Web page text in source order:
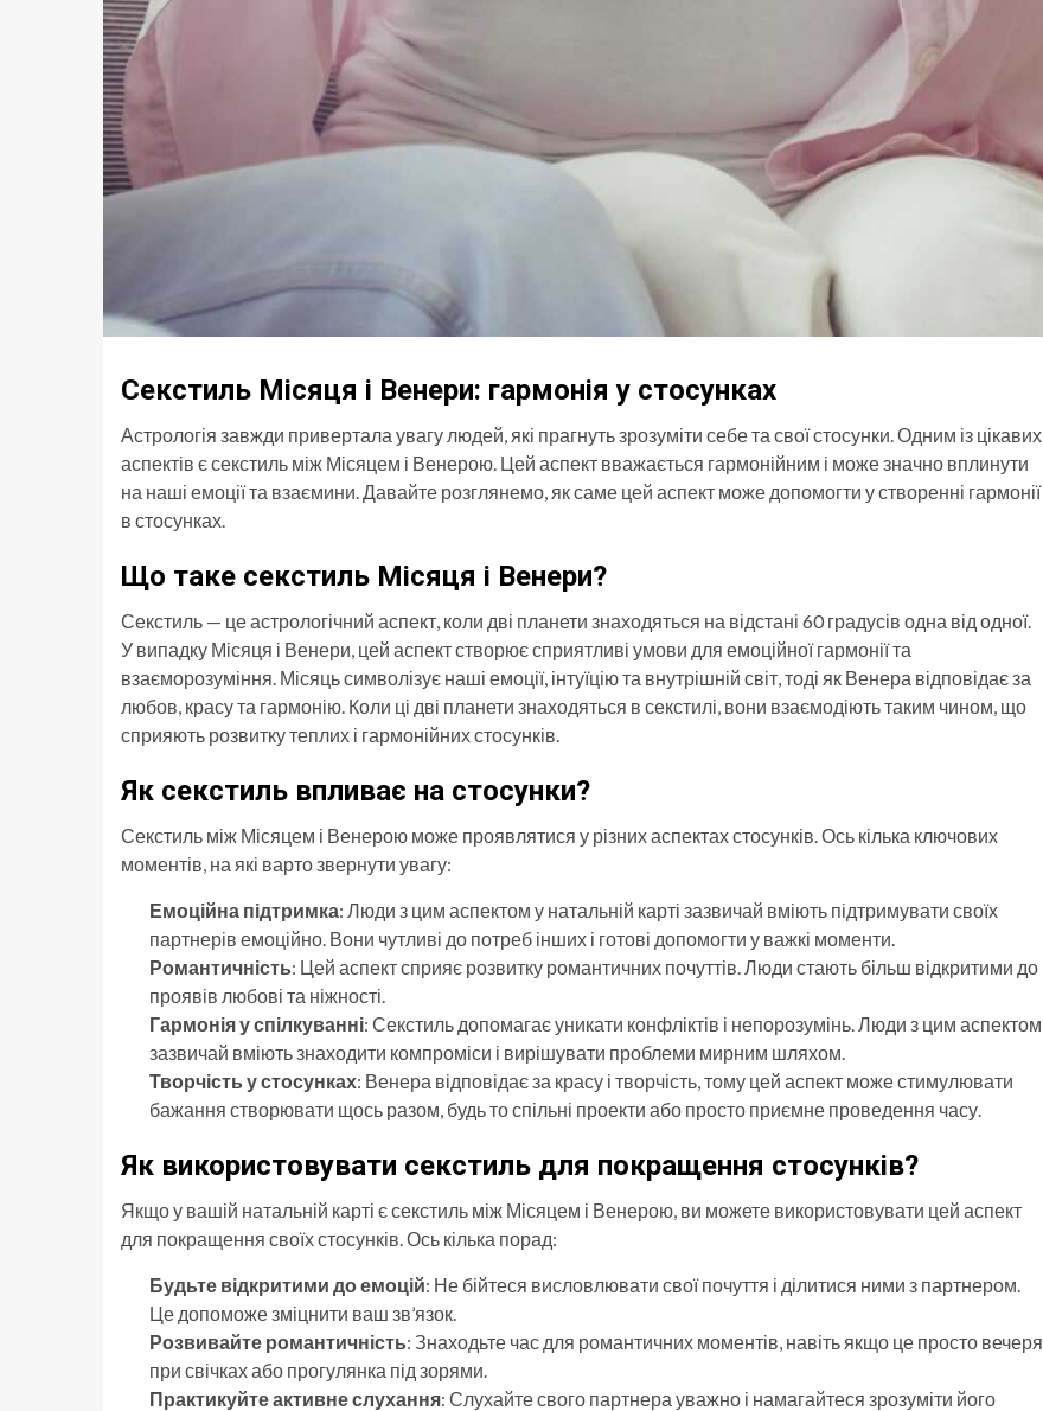
Секстиль Місяця і Венери: гармонія у стосунках
Астрологія завжди привертала увагу людей, які прагнуть зрозуміти себе та свої стосунки. Одним із цікавих
аспектів є секстиль між Місяцем і Венерою. Цей аспект вважається гармонійним і може значно вплинути
на наші емоції та взаємини. Давайте розглянемо, як саме цей аспект може допомогти у створенні гармонії
в стосунках.
Що таке секстиль Місяця і Венери?
Секстиль — це астрологічний аспект, коли дві планети знаходяться на відстані 60 градусів одна від одної.
У випадку Місяця і Венери, цей аспект створює сприятливі умови для емоційної гармонії та
взаєморозуміння. Місяць символізує наші емоції, інтуїцію та внутрішній світ, тоді як Венера відповідає за
любов, красу та гармонію. Коли ці дві планети знаходяться в секстилі, вони взаємодіють таким чином, що
сприяють розвитку теплих і гармонійних стосунків.
Як секстиль впливає на стосунки?
Секстиль між Місяцем і Венерою може проявлятися у різних аспектах стосунків. Ось кілька ключових
моментів, на які варто звернути увагу:
Емоційна підтримка: Люди з цим аспектом у натальній карті зазвичай вміють підтримувати своїх
партнерів емоційно. Вони чутливі до потреб інших і готові допомогти у важкі моменти.
Романтичність: Цей аспект сприяє розвитку романтичних почуттів. Люди стають більш відкритими до
проявів любові та ніжності.
Гармонія у спілкуванні: Секстиль допомагає уникати конфліктів і непорозумінь. Люди з цим аспектом
зазвичай вміють знаходити компроміси і вирішувати проблеми мирним шляхом.
Творчість у стосунках: Венера відповідає за красу і творчість, тому цей аспект може стимулювати
бажання створювати щось разом, будь то спільні проекти або просто приємне проведення часу.
Як використовувати секстиль для покращення стосунків?
Якщо у вашій натальній карті є секстиль між Місяцем і Венерою, ви можете використовувати цей аспект
для покращення своїх стосунків. Ось кілька порад:
Будьте відкритими до емоцій: Не бійтеся висловлювати свої почуття і ділитися ними з партнером.
Це допоможе зміцнити ваш зв’язок.
Розвивайте романтичність: Знаходьте час для романтичних моментів, навіть якщо це просто вечеря
при свічках або прогулянка під зорями.
Практикуйте активне слухання: Слухайте свого партнера уважно і намагайтеся зрозуміти його